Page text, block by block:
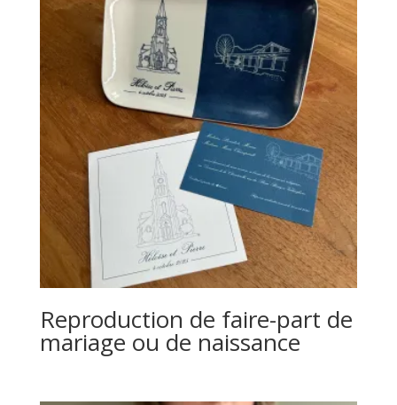
Reproduction de faire-part de
mariage ou de naissance